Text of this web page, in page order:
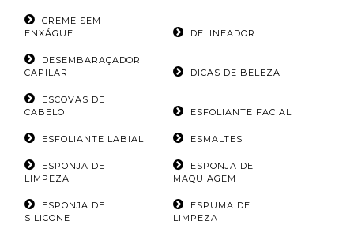
CREME SEM
ENXÁGUE
DELINEADOR
DESEMBARAÇADOR
CAPILAR
DICAS DE BELEZA
ESCOVAS DE
CABELO
ESFOLIANTE FACIAL
ESFOLIANTE LABIAL ESMALTES
ESPONJA DE
LIMPEZA
ESPONJA DE
MAQUIAGEM
ESPONJA DE
SILICONE
ESPUMA DE
LIMPEZA